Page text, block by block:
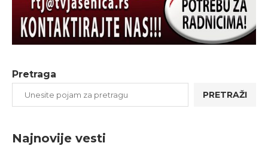
Pretraga
PRETRAŽI
Najnovije vesti